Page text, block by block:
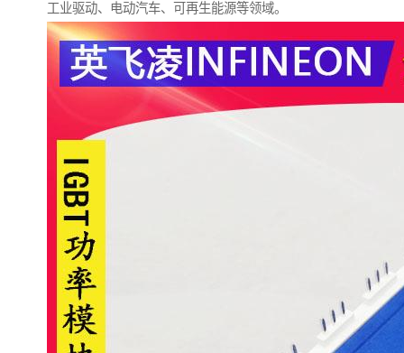
工业驱动、电动汽车、可再生能源等领域。